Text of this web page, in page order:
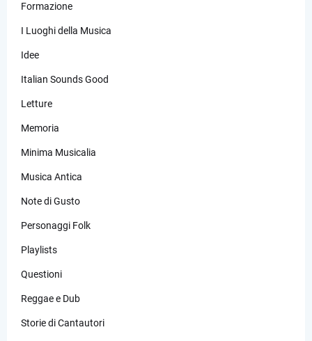
Formazione
I Luoghi della Musica
Idee
Italian Sounds Good
Letture
Memoria
Minima Musicalia
Musica Antica
Note di Gusto
Personaggi Folk
Playlists
Questioni
Reggae e Dub
Storie di Cantautori